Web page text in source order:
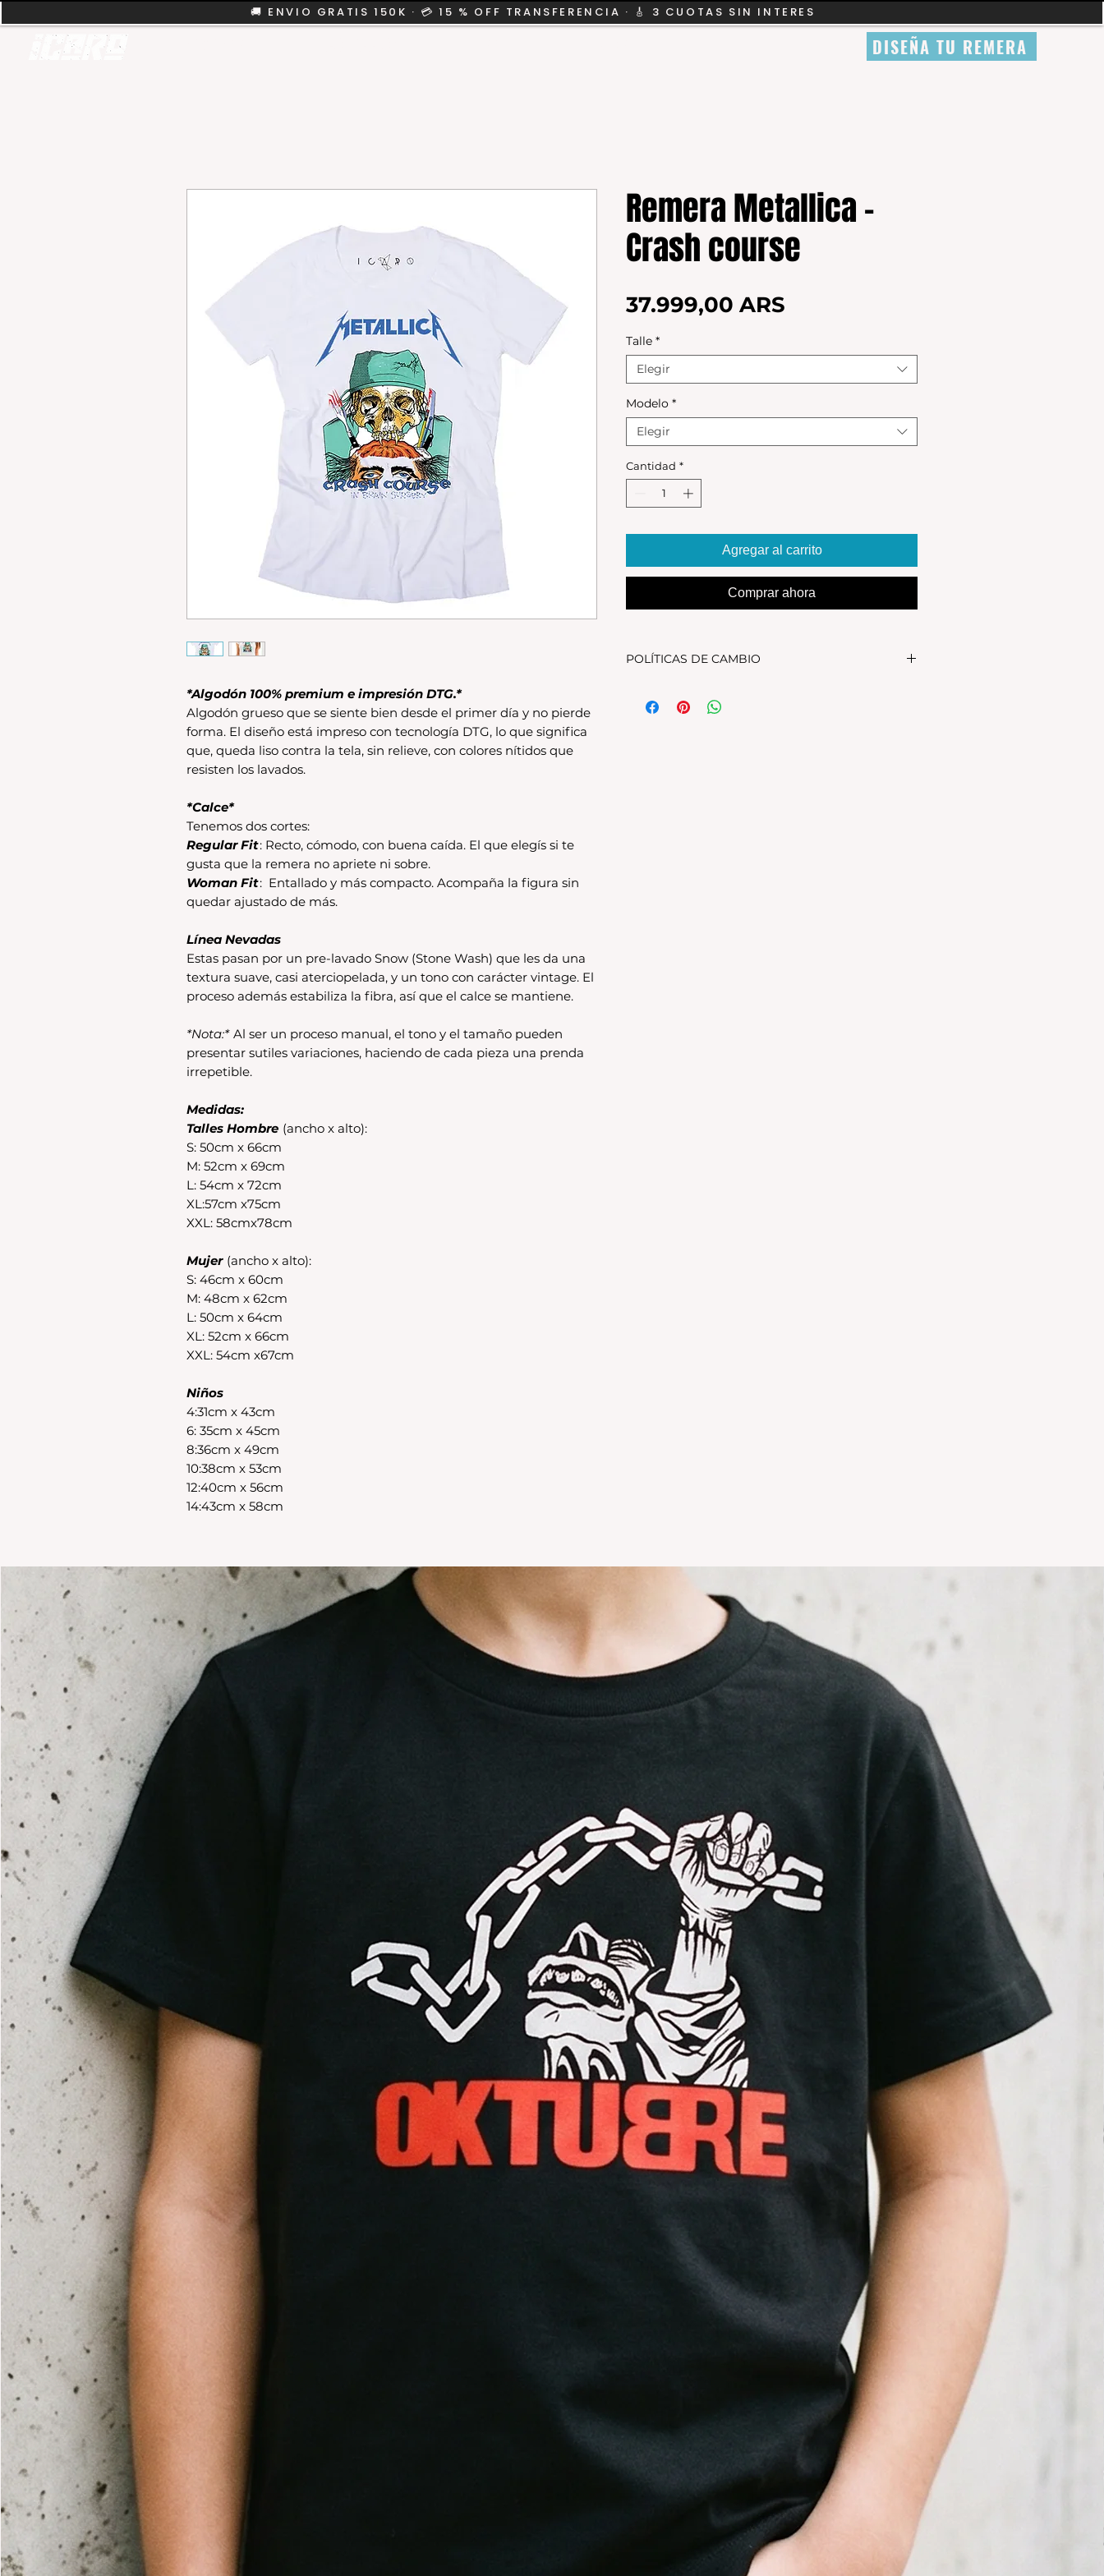
🚚 ENVIO GRATIS 150K · 💳 15 % OFF TRANSFERENCIA · 🎸 3 CUOTAS SIN INTERES
DISEÑA TU REMERA
*Algodón 100% premium e impresión DTG.*
Algodón grueso que se siente bien desde el primer día y no pierde
forma. El diseño está impreso con tecnología DTG, lo que significa
que, queda liso contra la tela, sin relieve, con colores nítidos que
resisten los lavados.
*Calce*
Tenemos dos cortes:
Regular Fit: Recto, cómodo, con buena caída. El que elegís si te
gusta que la remera no apriete ni sobre.
Woman Fit: Entallado y más compacto. Acompaña la figura sin
quedar ajustado de más.
Línea Nevadas
Estas pasan por un pre-lavado Snow (Stone Wash) que les da una
textura suave, casi aterciopelada, y un tono con carácter vintage. El
proceso además estabiliza la fibra, así que el calce se mantiene.
*Nota:* Al ser un proceso manual, el tono y el tamaño pueden
presentar sutiles variaciones, haciendo de cada pieza una prenda
irrepetible.
Medidas:
Talles Hombre (ancho x alto):
S: 50cm x 66cm
M: 52cm x 69cm
L: 54cm x 72cm
XL:57cm x75cm
XXL: 58cmx78cm
Mujer (ancho x alto):
S: 46cm x 60cm
M: 48cm x 62cm
L: 50cm x 64cm
XL: 52cm x 66cm
XXL: 54cm x67cm
Niños
4:31cm x 43cm
6: 35cm x 45cm
8:36cm x 49cm
10:38cm x 53cm
12:40cm x 56cm
14:43cm x 58cm
Remera Metallica -
Crash course
37.999,00 ARS
Talle *
Elegir
Modelo *
Elegir
Cantidad *
Agregar al carrito
Comprar ahora
POLÍTICAS DE CAMBIO
debe encontrarse sin uso y en su packaging